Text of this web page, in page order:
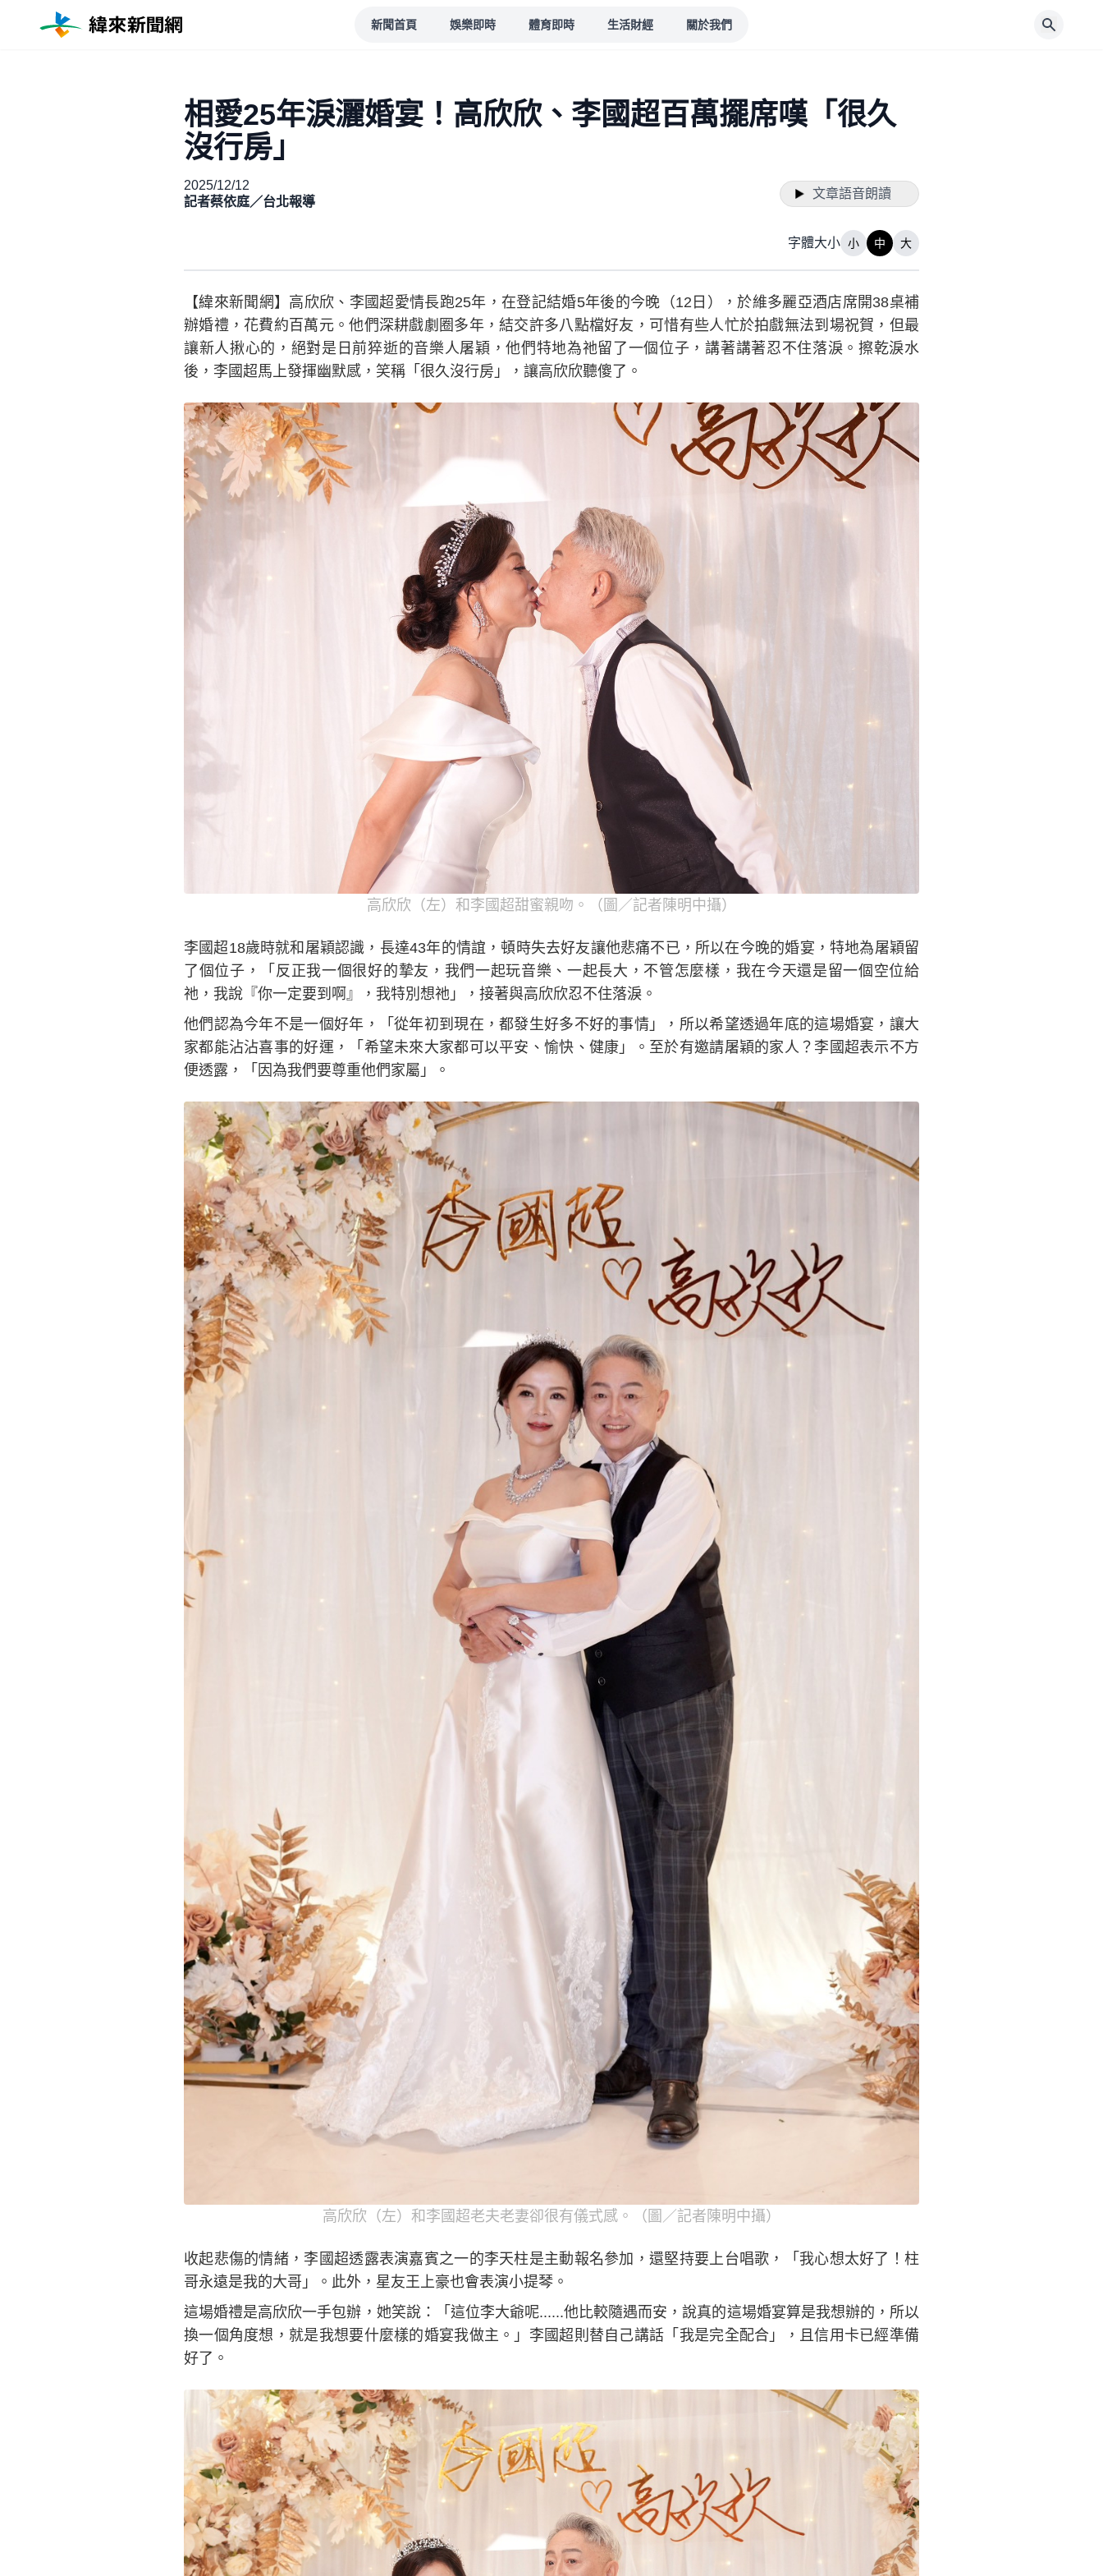
新聞首頁 娛樂即時 體育即時 生活財經 關於我們
相愛25年淚灑婚宴！高欣欣、李國超百萬擺席嘆「很久
沒行房」
2025/12/12
記者蔡依庭／台北報導
文章語音朗讀
字體大小 小 中 大
【緯來新聞網】高欣欣、李國超愛情長跑25年，在登記結婚5年後的今晚（12日），於維多麗亞酒店席開38桌補
辦婚禮，花費約百萬元。他們深耕戲劇圈多年，結交許多八點檔好友，可惜有些人忙於拍戲無法到場祝賀，但最
讓新人揪心的，絕對是日前猝逝的音樂人屠穎，他們特地為祂留了一個位子，講著講著忍不住落淚。擦乾淚水
後，李國超馬上發揮幽默感，笑稱「很久沒行房」，讓高欣欣聽傻了。
高欣欣（左）和李國超甜蜜親吻。（圖／記者陳明中攝）
李國超18歲時就和屠穎認識，長達43年的情誼，頓時失去好友讓他悲痛不已，所以在今晚的婚宴，特地為屠穎留
了個位子，「反正我一個很好的摯友，我們一起玩音樂、一起長大，不管怎麼樣，我在今天還是留一個空位給
祂，我說『你一定要到啊』，我特別想祂」，接著與高欣欣忍不住落淚。
他們認為今年不是一個好年，「從年初到現在，都發生好多不好的事情」，所以希望透過年底的這場婚宴，讓大
家都能沾沾喜事的好運，「希望未來大家都可以平安、愉快、健康」。至於有邀請屠穎的家人？李國超表示不方
便透露，「因為我們要尊重他們家屬」。
高欣欣（左）和李國超老夫老妻卻很有儀式感。（圖／記者陳明中攝）
收起悲傷的情緒，李國超透露表演嘉賓之一的李天柱是主動報名參加，還堅持要上台唱歌，「我心想太好了！柱
哥永遠是我的大哥」。此外，星友王上豪也會表演小提琴。
這場婚禮是高欣欣一手包辦，她笑說：「這位李大爺呢......他比較隨遇而安，說真的這場婚宴算是我想辦的，所以
換一個角度想，就是我想要什麼樣的婚宴我做主。」李國超則替自己講話「我是完全配合」，且信用卡已經準備
好了。